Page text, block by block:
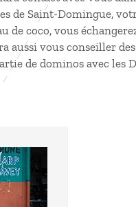
de Saint-Domingue,
de coco, vous
aussi vous conseiller
de dominos avec les